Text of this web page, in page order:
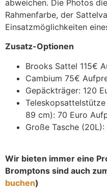
abweichen. Die Photos
Rahmenfarbe, der
Einsatzmöglichkeiten
Zusatz-Optionen
Brooks Sattel 115€
Cambium 75€
Gepäckträger: 120
Teleskopsattelstütze
89 cm): 70 Euro
Große Tasche
Wir bieten immer eine
Bromptons sind auch
buchen)